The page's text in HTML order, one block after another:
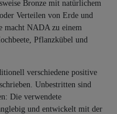
Bronze mit natürlichem
Verteilen von Erde und
macht NADA zu einem
Pflanzkübel und
verschiedene positive
Unbestritten sind
Die verwendete
und entwickelt mit der